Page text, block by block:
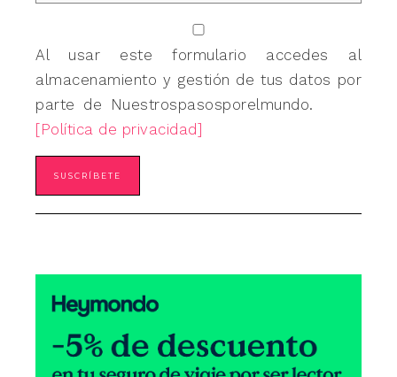
Al usar este formulario accedes al
almacenamiento y gestión de tus datos por
parte de Nuestrospasosporelmundo.
[Política de privacidad]